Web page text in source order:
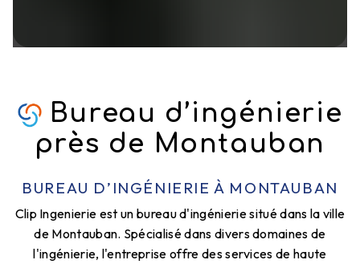
Bureau d’ingénierie
près de Montauban
BUREAU D’INGÉNIERIE À MONTAUBAN
Clip Ingenierie est un bureau d'ingénierie situé dans la ville
de Montauban. Spécialisé dans divers domaines de
l'ingénierie, l'entreprise offre des services de haute